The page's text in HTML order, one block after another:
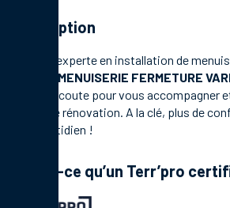
Description
Société experte en installation de
MENUISERIE FERMETURE
à votre écoute pour vous accompagner
projet de rénovation. A la clé, plus de
être quotidien !
Qu’est-ce qu’un Terr’pro